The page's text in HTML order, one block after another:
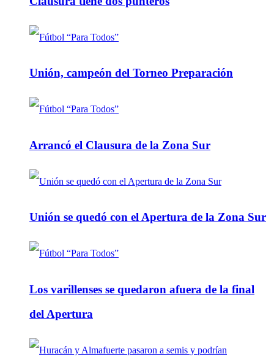
Unión, campeón del Torneo Preparación
Arrancó el Clausura de la Zona Sur
Unión se quedó con el Apertura de la Zona Sur
Los varillenses se quedaron afuera de la final
del Apertura